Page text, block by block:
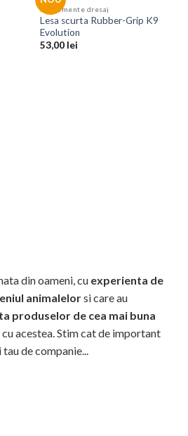
Instrumente dresaj
Lesa scurta Rubber-Grip K9
Evolution
53,00 lei
din oameni, cu experienta de
animalelorsi care au
produselor de cea mai buna
acestea. Stim cat de important
de companie...